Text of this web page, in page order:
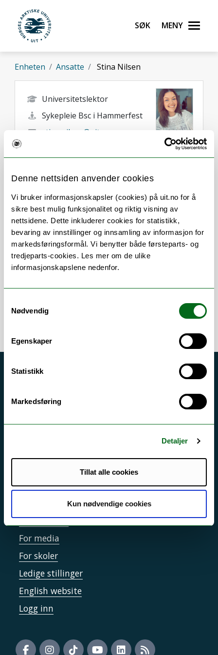
Denne nettsiden anvender cookies
Vi bruker informasjonskapsler (cookies) på uit.no for å
sikre best mulig funksjonalitet og riktig visning av
nettsidene. Dette inkluderer cookies for statistikk,
bevaring av innstillinger og innsamling av informasjon for
markedsføringsformål. Vi benytter både førsteparts- og
tredjeparts-cookies. Les mer om de ulike
informasjonskapslene nedenfor.
Nødvendig
Egenskaper
Statistikk
Markedsføring
Detaljer
Tillat alle cookies
Kun nødvendige cookies
Gå til hovedinnhold
UiT Norges arktiske universitet
Søk Meny
Enheten Ansatte Stina Nilsen
Universitetslektor
Sykepleie Bsc i Hammerfest
stina.nilsen@uit.no
Om
Forskning og undervisning
Publikasjoner
Akutt hjelp
Personvern ved UiT
Sikkerhet, beredskap og personvern
Informasjonskapsler
Kontakt UiT
For media
For skoler
Ledige stillinger
English website
Logg inn